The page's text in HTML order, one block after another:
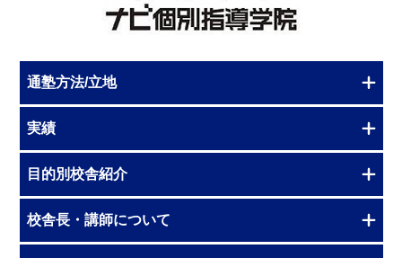
通塾方法/立地
実績
目的別校舎紹介
校舎長・講師について